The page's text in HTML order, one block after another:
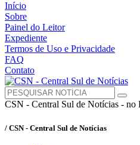
Início
Sobre
Painel do Leitor
Expediente
Termos de Uso e Privacidade
FAQ
Contato
CSN - Central Sul de Notícias - no
/ CSN - Central Sul de Notícias